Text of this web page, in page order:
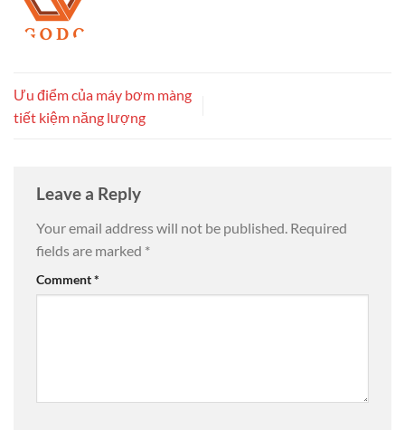
Ưu điểm của máy bơm màng
tiết kiệm năng lượng
Leave a Reply
Your email address will not be published. Required
fields are marked *
Comment*